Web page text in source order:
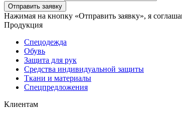
Отправить заявку
Нажимая на кнопку «Отправить заявку», я
Продукция
Спецодежда
Обувь
Защита для рук
Средства индивидуальной защиты
Ткани и материалы
Спецпредложения
Клиентам